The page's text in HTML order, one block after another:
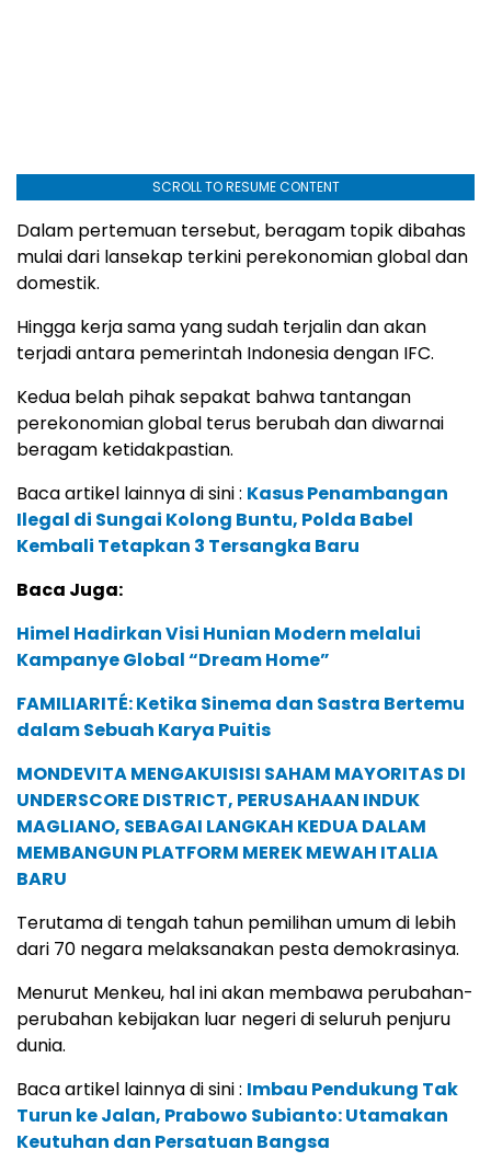
SCROLL TO RESUME CONTENT
Dalam pertemuan tersebut, beragam topik dibahas
mulai dari lansekap terkini perekonomian global dan
domestik.
Hingga kerja sama yang sudah terjalin dan akan
terjadi antara pemerintah Indonesia dengan IFC.
Kedua belah pihak sepakat bahwa tantangan
perekonomian global terus berubah dan diwarnai
beragam ketidakpastian.
Baca artikel lainnya di sini : Kasus Penambangan
Ilegal di Sungai Kolong Buntu, Polda Babel
Kembali Tetapkan 3 Tersangka Baru
Baca Juga:
Himel Hadirkan Visi Hunian Modern melalui
Kampanye Global “Dream Home”
FAMILIARITÉ: Ketika Sinema dan Sastra Bertemu
dalam Sebuah Karya Puitis
MONDEVITA MENGAKUISISI SAHAM MAYORITAS DI
UNDERSCORE DISTRICT, PERUSAHAAN INDUK
MAGLIANO, SEBAGAI LANGKAH KEDUA DALAM
MEMBANGUN PLATFORM MEREK MEWAH ITALIA
BARU
Terutama di tengah tahun pemilihan umum di lebih
dari 70 negara melaksanakan pesta demokrasinya.
Menurut Menkeu, hal ini akan membawa perubahan-
perubahan kebijakan luar negeri di seluruh penjuru
dunia.
Baca artikel lainnya di sini : Imbau Pendukung Tak
Turun ke Jalan, Prabowo Subianto: Utamakan
Keutuhan dan Persatuan Bangsa